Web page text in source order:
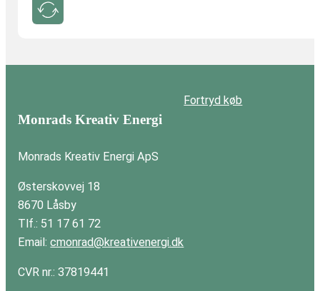
Monrads Kreativ Energi
Monrads Kreativ Energi ApS
Østerskovvej 18
8670 Låsby
Tlf.: 51 17 61 72
Email:cmonrad@kreativenergi.dk
CVR nr.: 37819441
Fortryd køb